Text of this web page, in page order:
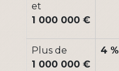
et
1 000 000 €
Plus de
1 000 000 €
4 %